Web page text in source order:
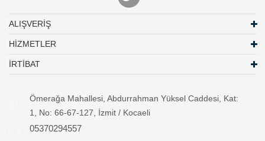
ALIŞVERİŞ
HİZMETLER
İRTİBAT
Ömerağa Mahallesi, Abdurrahman Yüksel Caddesi, Kat:
1, No: 66-67-127, İzmit / Kocaeli
05370294557